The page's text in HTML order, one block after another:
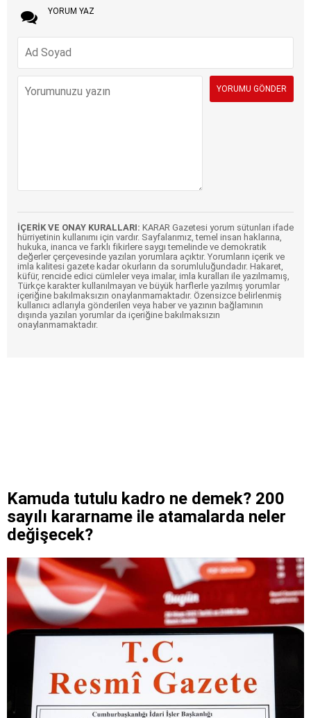
YORUM YAZ
İÇERİK VE ONAY KURALLARI: KARAR Gazetesi yorum sütunları ifade
hürriyetinin kullanımı için vardır. Sayfalarımız, temel insan haklarına,
hukuka, inanca ve farklı fikirlere saygı temelinde ve demokratik
değerler çerçevesinde yazılan yorumlara açıktır. Yorumların içerik ve
imla kalitesi gazete kadar okurların da sorumluluğundadır. Hakaret,
küfür, rencide edici cümleler veya imalar, imla kuralları ile yazılmamış,
Türkçe karakter kullanılmayan ve büyük harflerle yazılmış yorumlar
içeriğine bakılmaksızın onaylanmamaktadır. Özensizce belirlenmiş
kullanıcı adlarıyla gönderilen veya haber ve yazının bağlamının
dışında yazılan yorumlar da içeriğine bakılmaksızın
onaylanmamaktadır.
Kamuda tutulu kadro ne demek? 200
sayılı kararname ile atamalarda neler
değişecek?